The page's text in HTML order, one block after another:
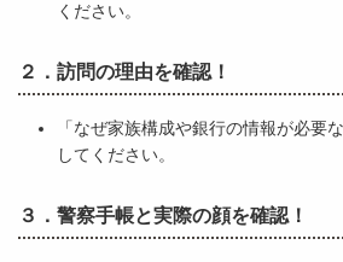
ください。
２．訪問の理由を確認！
「なぜ家族構成や銀行の情報が必要
してください。
３．警察手帳と実際の顔を確認！